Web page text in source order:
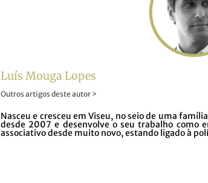
Luís Mouga Lopes
Outros artigos deste autor >
Nasceu e cresceu em Viseu, no seio de uma
desde 2007 e desenvolve o seu trabalho como
associativo desde muito novo, estando ligado à